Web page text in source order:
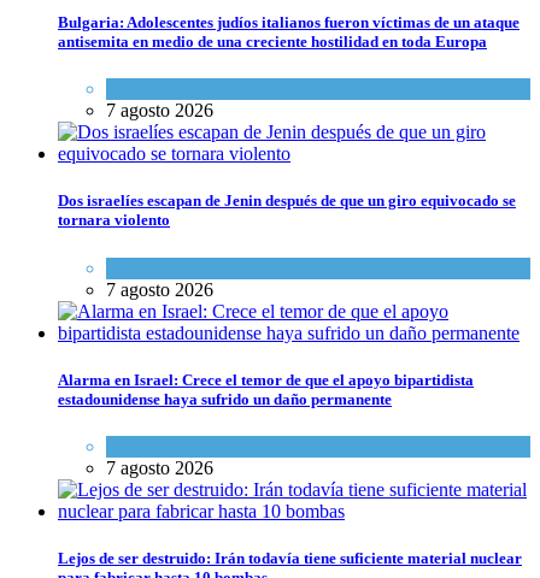
Bulgaria: Adolescentes judíos italianos fueron víctimas de un ataque
antisemita en medio de una creciente hostilidad en toda Europa
7 agosto 2026
Dos israelíes escapan de Jenin después de que un giro equivocado se
tornara violento
7 agosto 2026
Alarma en Israel: Crece el temor de que el apoyo bipartidista
estadounidense haya sufrido un daño permanente
7 agosto 2026
Lejos de ser destruido: Irán todavía tiene suficiente material nuclear